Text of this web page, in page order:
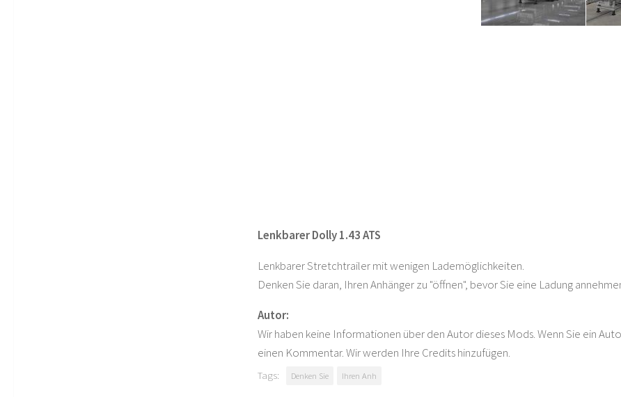
Lenkbarer Dolly 1.43 ATS
Lenkbarer Stretchtrailer mit wenigen Lademöglichkeiten.
Denken Sie daran, Ihren Anhänger zu "öffnen", bevor Sie eine Ladung
Autor:
Wir haben keine Informationen über den Autor dieses Mods. Wenn Sie ein
einen Kommentar. Wir werden Ihre Credits hinzufügen.
Tags: Denken Sie Ihren Anh